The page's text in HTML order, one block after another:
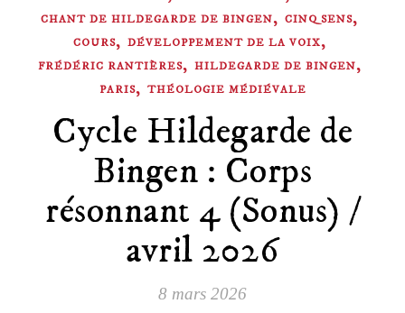
CHANT DE HILDEGARDE DE BINGEN, CINQ SENS,
COURS, DÉVELOPPEMENT DE LA VOIX,
FRÉDÉRIC RANTIÈRES, HILDEGARDE DE BINGEN,
PARIS, THÉOLOGIE MÉDIÉVALE
Cycle Hildegarde de
Bingen : Corps
résonnant 4 (Sonus) /
avril 2026
8 mars 2026